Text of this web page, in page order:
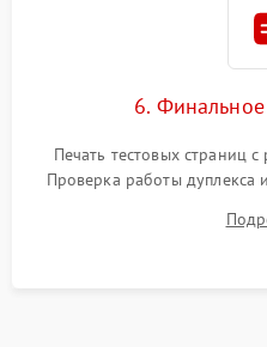
6.
Печать тестовых страниц
Проверка работы дуплекса
качества запекания тонера
изображения перед